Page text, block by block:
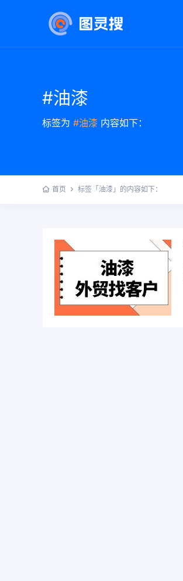
#油漆
标签为 #油漆 内容如下：
首页 标签「油漆」的内容如下：